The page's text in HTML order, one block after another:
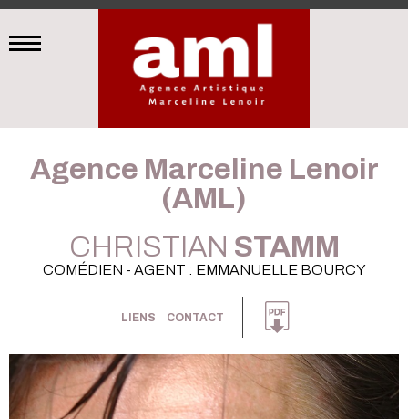
Agence Marceline Lenoir
(AML)
CHRISTIAN STAMM
COMÉDIEN - AGENT : EMMANUELLE BOURCY
LIENS CONTACT